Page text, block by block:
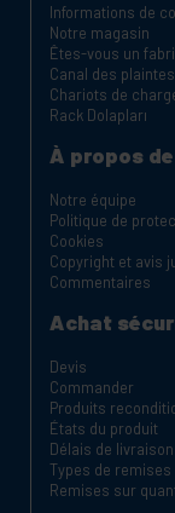
Informations de
Notre magasin
Êtes-vous un
Canal des plaintes
Chariots de
Rack Dolapları
À propos
Notre équipe
Politique de
Cookies
Copyright et avis
Commentaires
Achat
Devis
Commander
Produits
États du produit
Délais de livraison
Types de remises
Remises sur